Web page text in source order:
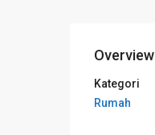
Overview
Kategori
Rumah